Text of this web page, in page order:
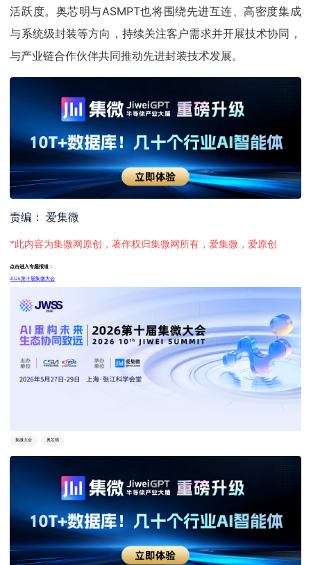
活跃度。奥芯明与ASMPT也将围绕先进互连、高密度集成
与系统级封装等方向，持续关注客户需求并开展技术协同，
与产业链合作伙伴共同推动先进封装技术发展。
责编： 爱集微
*此内容为集微网原创，著作权归集微网所有，爱集微，爱原创
点击进入专题报道：
2026第十届集微大会
集微大会 奥芯明